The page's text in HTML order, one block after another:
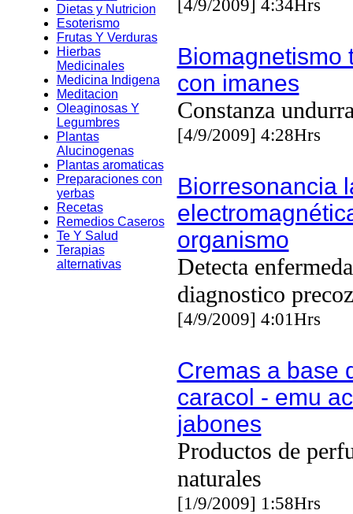
Dietas y Nutricion
Esoterismo
Frutas Y Verduras
Hierbas
Medicinales
Medicina Indigena
Meditacion
Oleaginosas Y
Legumbres
Plantas
Alucinogenas
Plantas aromaticas
Preparaciones con
yerbas
Recetas
Remedios Caseros
Te Y Salud
Terapias
alternativas
[4/9/2009] 4:34Hrs
Biomagnetismo
con imanes
Constanza
[4/9/2009] 4:28Hrs
Biorresonancia
organismo
Detecta
diagnostico precoz
[4/9/2009] 4:01Hrs
Cremas a base
caracol - emu
jabones
Productos de
naturales
[1/9/2009] 1:58Hrs